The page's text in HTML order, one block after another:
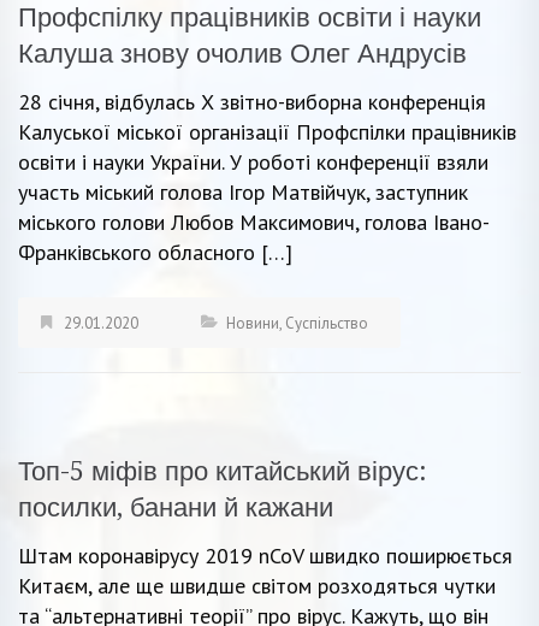
Профспілку працівників освіти і науки
Калуша знову очолив Олег Андрусів
28 січня, відбулась Х звітно-виборна конференція
Калуської міської організації Профспілки працівників
освіти і науки України. У роботі конференції взяли
участь міський голова Ігор Матвійчук, заступник
міського голови Любов Максимович, голова Івано-
Франківського обласного […]
29.01.2020 Новини, Суспільство
Топ-5 міфів про китайський вірус:
посилки, банани й кажани
Штам коронавірусу 2019 nCoV швидко поширюється
Китаєм, але ще швидше світом розходяться чутки
та “альтернативні теорії” про вірус. Кажуть, що він